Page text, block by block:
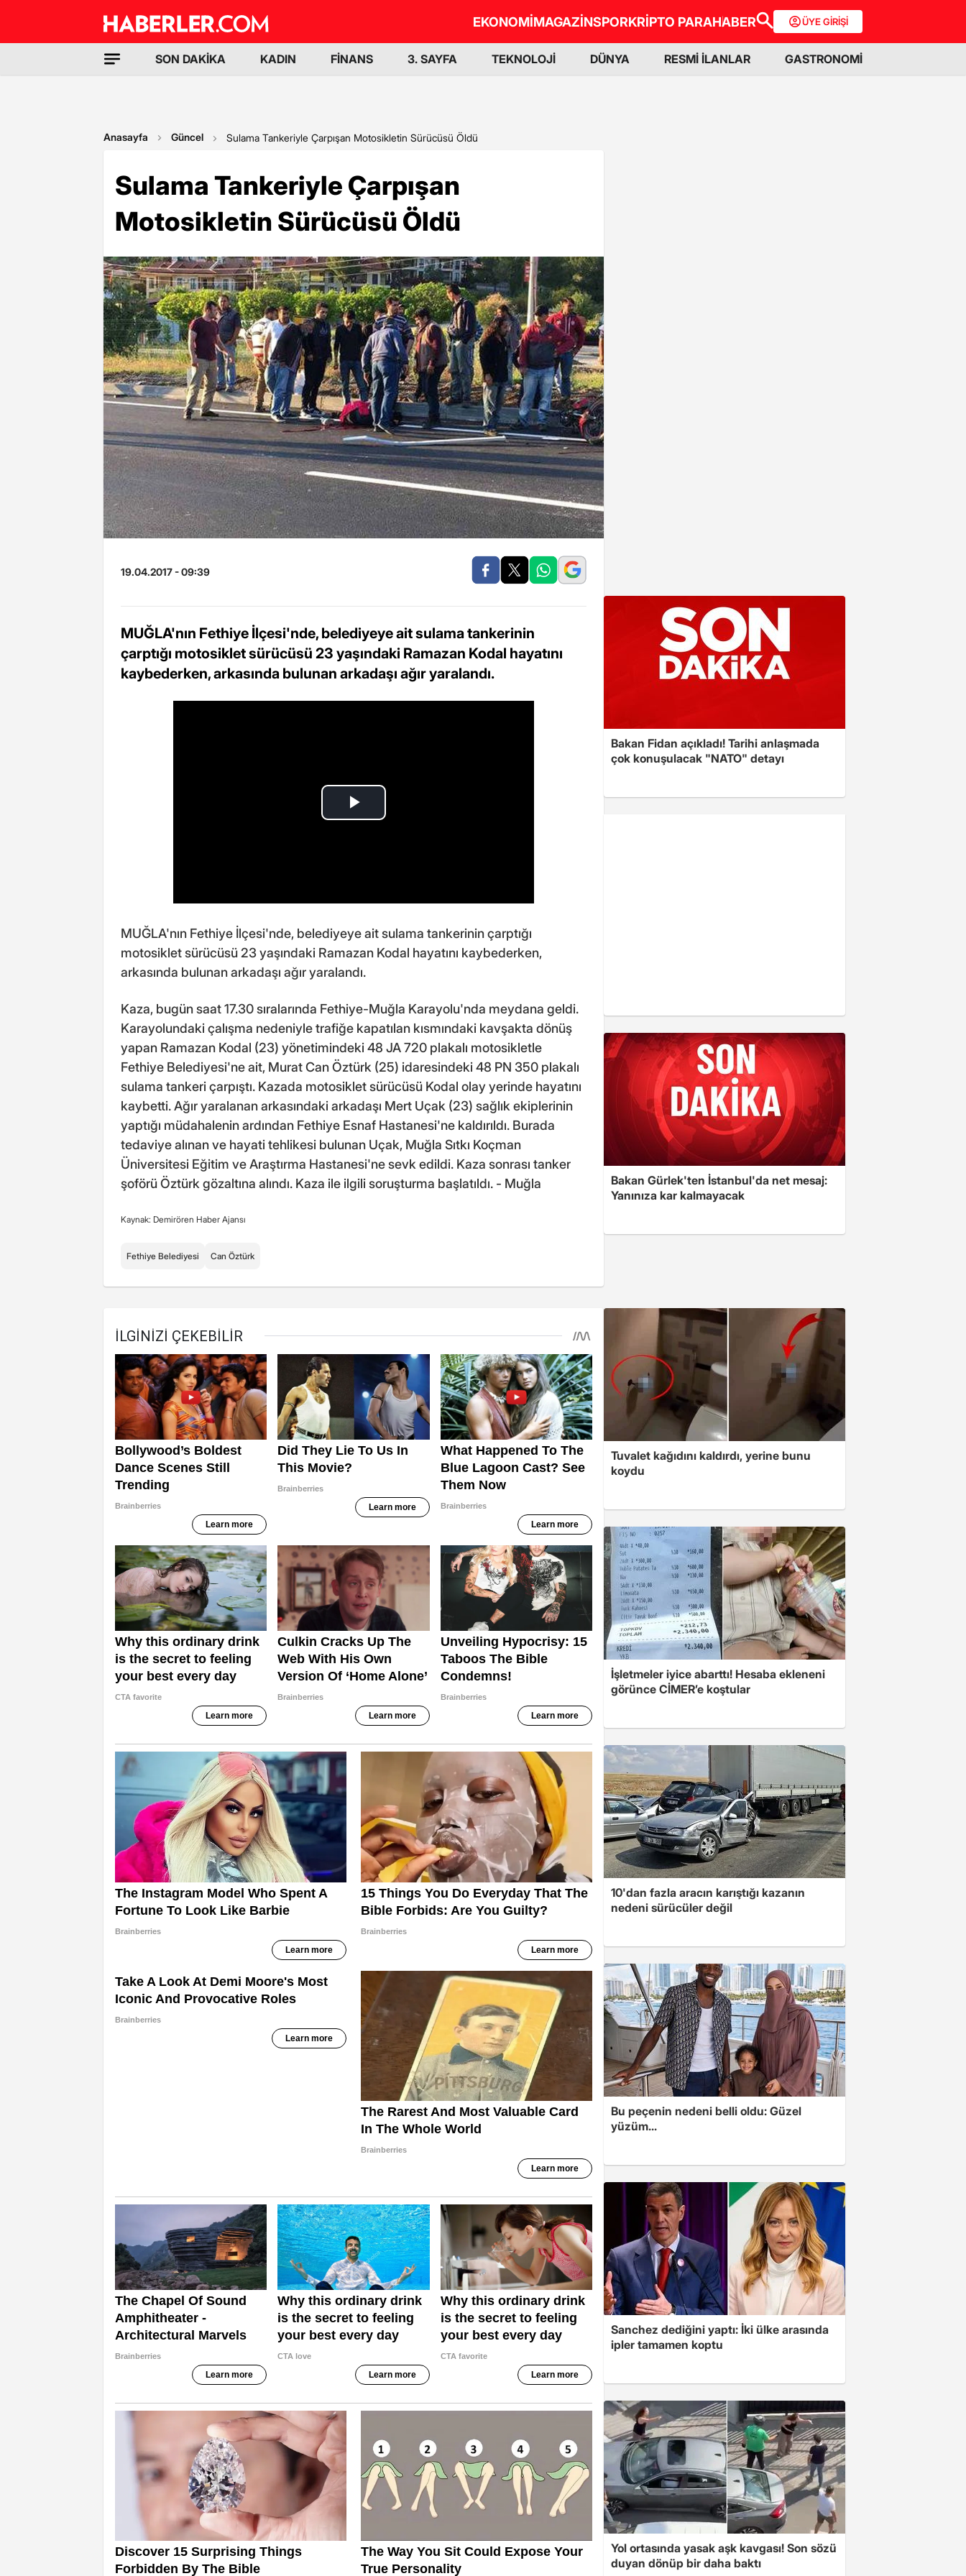
EKONOMİMAGAZİNSPORKRİPTO PARAHABER ÜYE GİRİŞİ
SON DAKİKA KADIN FİNANS 3. SAYFA TEKNOLOJİ DÜNYA RESMİ İLANLAR GASTRONOMİ
Anasayfa Güncel Sulama Tankeriyle Çarpışan Motosikletin Sürücüsü Öldü
Sulama Tankeriyle Çarpışan
Motosikletin Sürücüsü Öldü
19.04.2017 - 09:39
MUĞLA'nın Fethiye İlçesi'nde, belediyeye ait sulama tankerinin
çarptığı motosiklet sürücüsü 23 yaşındaki Ramazan Kodal hayatını
kaybederken, arkasında bulunan arkadaşı ağır yaralandı.
MUĞLA'nın Fethiye İlçesi'nde, belediyeye ait sulama tankerinin çarptığı
motosiklet sürücüsü 23 yaşındaki Ramazan Kodal hayatını kaybederken,
arkasında bulunan arkadaşı ağır yaralandı.
Kaza, bugün saat 17.30 sıralarında Fethiye-Muğla Karayolu'nda meydana geldi.
Karayolundaki çalışma nedeniyle trafiğe kapatılan kısmındaki kavşakta dönüş
yapan Ramazan Kodal (23) yönetimindeki 48 JA 720 plakalı motosikletle
Fethiye Belediyesi'ne ait, Murat Can Öztürk (25) idaresindeki 48 PN 350 plakalı
sulama tankeri çarpıştı. Kazada motosiklet sürücüsü Kodal olay yerinde hayatını
kaybetti. Ağır yaralanan arkasındaki arkadaşı Mert Uçak (23) sağlık ekiplerinin
yaptığı müdahalenin ardından Fethiye Esnaf Hastanesi'ne kaldırıldı. Burada
tedaviye alınan ve hayati tehlikesi bulunan Uçak, Muğla Sıtkı Koçman
Üniversitesi Eğitim ve Araştırma Hastanesi'ne sevk edildi. Kaza sonrası tanker
şoförü Öztürk gözaltına alındı. Kaza ile ilgili soruşturma başlatıldı. - Muğla
Kaynak: Demirören Haber Ajansı
Fethiye Belediyesi Can Öztürk
Bakan Fidan açıkladı! Tarihi anlaşmada
çok konuşulacak "NATO" detayı
Bakan Gürlek'ten İstanbul'da net mesaj:
Yanınıza kar kalmayacak
Tuvalet kağıdını kaldırdı, yerine bunu
koydu
İşletmeler iyice abarttı! Hesaba ekleneni
görünce CİMER’e koştular
10'dan fazla aracın karıştığı kazanın
nedeni sürücüler değil
Bu peçenin nedeni belli oldu: Güzel
yüzüm...
Sanchez dediğini yaptı: İki ülke arasında
ipler tamamen koptu
Yol ortasında yasak aşk kavgası! Son sözü
duyan dönüp bir daha baktı